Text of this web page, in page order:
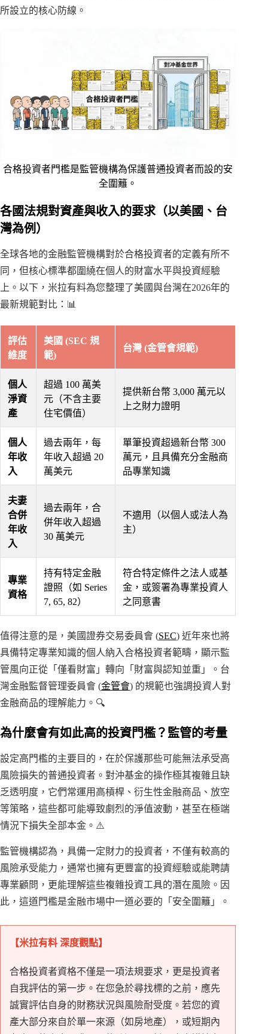
所設立的核心防線。
合格投資者門檻是監管機構為保護普通投資者而設的安
全圍籬。
各國法規對資產與收入的要求（以美國、台
灣為例）
全球各地的金融監管機構對於合格投資者的定義有所不
同，但核心標準都圍繞在個人的財富水平與投資經驗
上。以下，米拉有料為您整理了美國與台灣在2026年的
最新規範對比：📊
評估
維度
美國 (SEC 規
範)
台灣 (金管會規範)
個人
淨資
產
超過 100 萬美
元（不含主要
住宅價值）
提供新台幣 3,000 萬元以
上之財力證明
個人
年收
入
過去兩年，每
年收入超過 20
萬美元
單筆投資超過新台幣 300
萬元，且具備充分金融商
品專業知識
夫妻
合併
年收
入
過去兩年，合
併年收入超過
30 萬美元
不適用（以個人或法人為
主）
專業
資格
持有特定金融
證照（如 Series
7, 65, 82）
符合特定條件之法人或基
金，或簽署為專業投資人
之同意書
值得注意的是，美國證券交易委員會 (SEC) 近年來也將
具備特定專業知識的個人納入合格投資者範疇，顯示監
管風向正從「僅看財富」轉向「財富與認知並重」。台
灣金融監督管理委員會 (金管會) 的規範也強調投資人對
金融商品的理解能力。🔍
為什麼會有如此高的投資門檻？監管的考量
設定高門檻的主要目的，在於保護那些可能無法承受高
風險損失的普通投資者。對沖基金的操作極其複雜且缺
乏透明度，它們常運用高槓桿、衍生性金融商品、放空
等策略，這些都可能導致劇烈的淨值波動，甚至在極端
情況下損失全部本金。⚠️
監管機構認為，具備一定財力的投資者，不僅有較高的
風險承受能力，通常也擁有更豐富的投資經驗或能聘請
專業顧問，更能理解這些複雜投資工具的潛在風險。因
此，這道門檻是金融市場中一道必要的「安全圍籬」。
【米拉有料 深度觀點】
合格投資者資格不僅是一項法規要求，更是投資者
自我評估的第一步。在您急於尋找標的之前，應先
誠實評估自身的財務狀況與風險耐受度。若您的資
產大部分來自於單一來源（如房地產），或短期內